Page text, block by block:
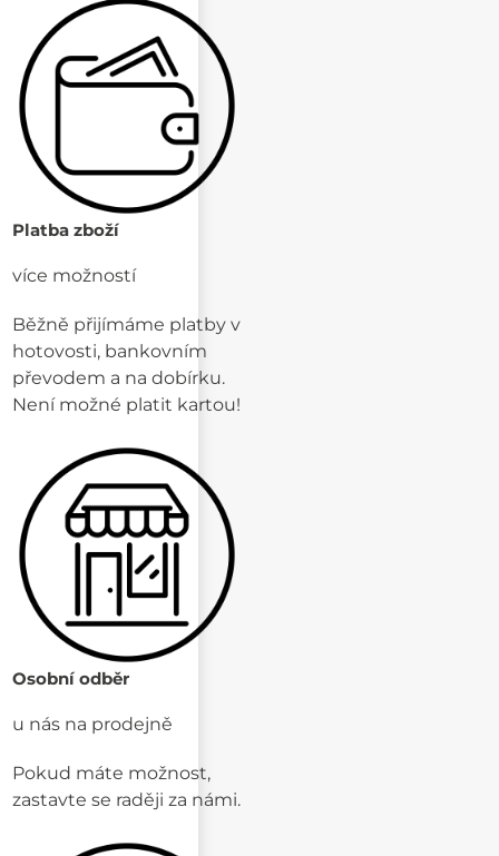
Platba zboží
více možností
Běžně přijímáme platby v
hotovosti, bankovním
převodem a na dobírku.
Není možné platit kartou!
Osobní odběr
u nás na prodejně
Pokud máte možnost,
zastavte se raději za námi.